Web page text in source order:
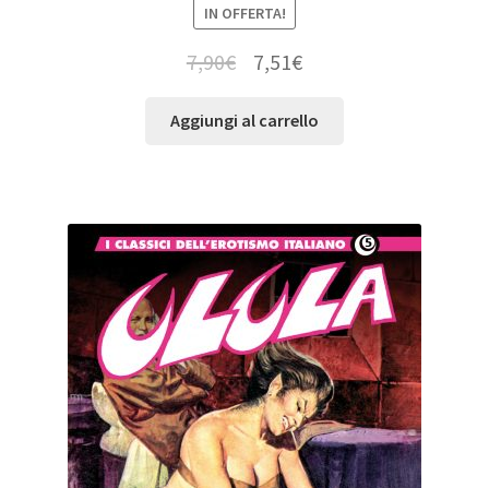
IN OFFERTA!
7,90€ 7,51€
Aggiungi al carrello